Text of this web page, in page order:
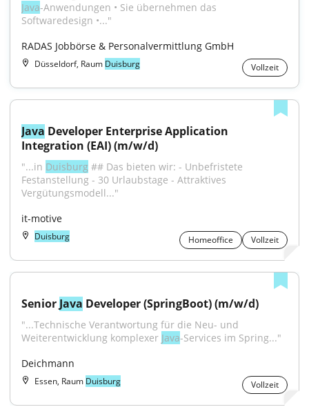
Java-Anwendungen • Sie übernehmen das
Softwaredesign •..."
RADAS Jobbörse & Personalvermittlung GmbH
Düsseldorf, Raum Duisburg Vollzeit
Java Developer Enterprise Application
Integration (EAI) (m/w/d)
"...in Duisburg ## Das bieten wir: - Unbefristete
Festanstellung - 30 Urlaubstage - Attraktives
Vergütungsmodell..."
it-motive
Duisburg Homeoffice Vollzeit
Senior Java Developer (SpringBoot) (m/w/d)
"...Technische Verantwortung für die Neu- und
Weiterentwicklung komplexer Java-Services im Spring..."
Deichmann
Essen, Raum Duisburg Vollzeit